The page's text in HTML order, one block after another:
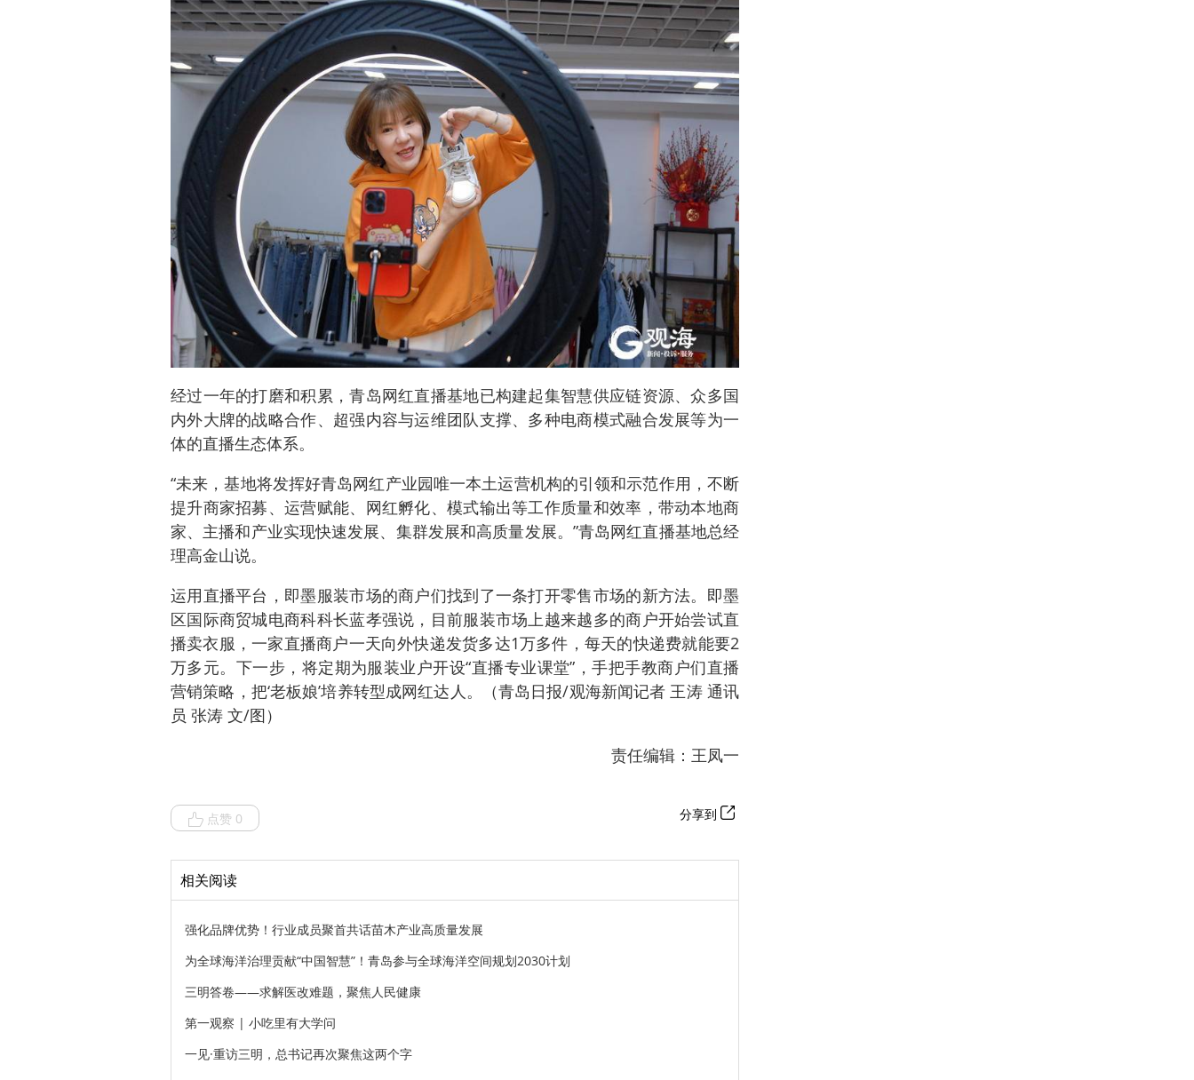
经过一年的打磨和积累，青岛网红直播基地已构建起集智慧供应链资源、众多国
内外大牌的战略合作、超强内容与运维团队支撑、多种电商模式融合发展等为一
体的直播生态体系。
“未来，基地将发挥好青岛网红产业园唯一本土运营机构的引领和示范作用，不断
提升商家招募、运营赋能、网红孵化、模式输出等工作质量和效率，带动本地商
家、主播和产业实现快速发展、集群发展和高质量发展。”青岛网红直播基地总经
理高金山说。
运用直播平台，即墨服装市场的商户们找到了一条打开零售市场的新方法。即墨
区国际商贸城电商科科长蓝孝强说，目前服装市场上越来越多的商户开始尝试直
播卖衣服，一家直播商户一天向外快递发货多达1万多件，每天的快递费就能要2
万多元。下一步，将定期为服装业户开设“直播专业课堂”，手把手教商户们直播
营销策略，把‘老板娘’培养转型成网红达人。（青岛日报/观海新闻记者 王涛 通讯
员 张涛 文/图）
责任编辑：王凤一
点赞 0 分享到
相关阅读
强化品牌优势！行业成员聚首共话苗木产业高质量发展
为全球海洋治理贡献“中国智慧”！青岛参与全球海洋空间规划2030计划
三明答卷——求解医改难题，聚焦人民健康
第一观察 | 小吃里有大学问
一见·重访三明，总书记再次聚焦这两个字